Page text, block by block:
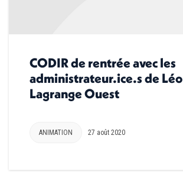
CODIR de rentrée avec les
administrateur.ice.s de Léo
Lagrange Ouest
ANIMATION 27 août 2020